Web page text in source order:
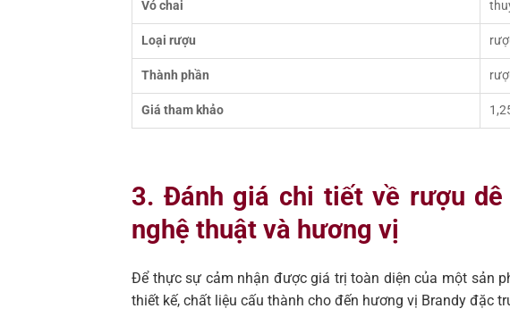
Vỏ chai
Loại rượu
Thành phần
Giá tham khảo
3. Đánh giá chi tiết về rượu
nghệ thuật và hương vị
Để thực sự cảm nhận được giá trị toàn diện của một sản
thiết kế, chất liệu cấu thành cho đến hương vị Brandy đặc